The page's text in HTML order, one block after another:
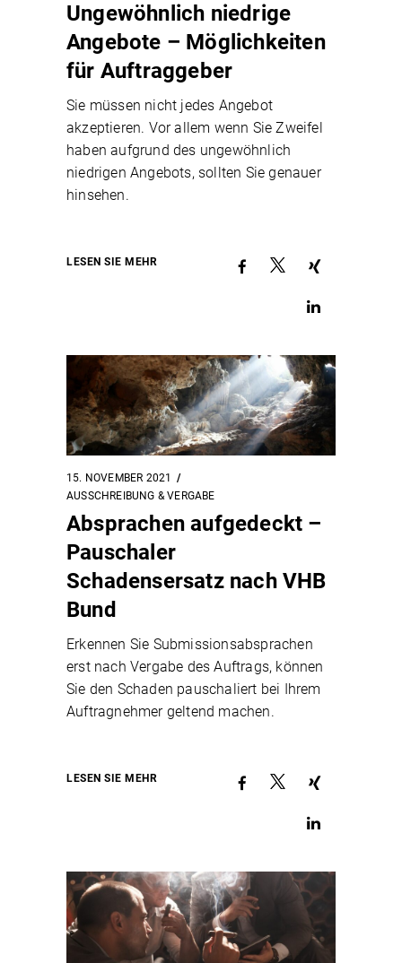
Ungewöhnlich niedrige
Angebote – Möglichkeiten
für Auftraggeber
Sie müssen nicht jedes Angebot
akzeptieren. Vor allem wenn Sie Zweifel
haben aufgrund des ungewöhnlich
niedrigen Angebots, sollten Sie genauer
hinsehen.
LESEN SIE MEHR
15. NOVEMBER 2021
AUSSCHREIBUNG & VERGABE
Absprachen aufgedeckt –
Pauschaler
Schadensersatz nach VHB
Bund
Erkennen Sie Submissionsabsprachen
erst nach Vergabe des Auftrags, können
Sie den Schaden pauschaliert bei Ihrem
Auftragnehmer geltend machen.
LESEN SIE MEHR